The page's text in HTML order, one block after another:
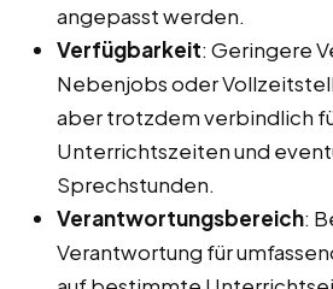
angepasst werden.
Verfügbarkeit: Geringere
Nebenjobs oder
aber trotzdem verbindlich
Unterrichtszeiten und
Sprechstunden.
Verantwortungsbereich:
Verantwortung für